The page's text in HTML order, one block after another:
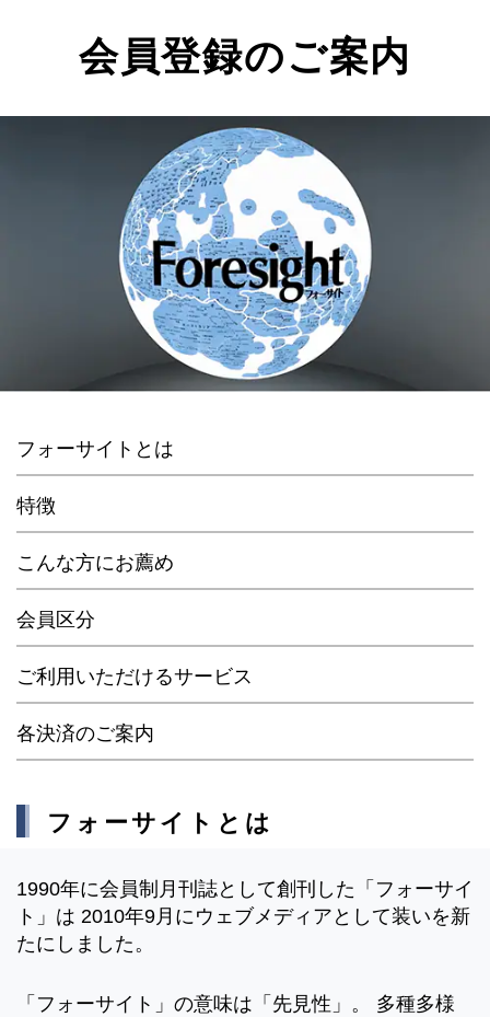
会員登録のご案内
フォーサイトとは
特徴
こんな方にお薦め
会員区分
ご利用いただけるサービス
各決済のご案内
フォーサイトとは
1990年に会員制月刊誌として創刊した「フォーサイ
ト」は 2010年9月にウェブメディアとして装いを新
たにしました。
「フォーサイト」の意味は「先見性」。 多種多様